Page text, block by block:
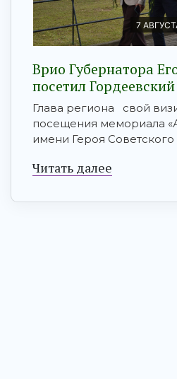
7
Врио Губернатора
посетил
Глава региона свой
посещения мемориала
имени Героя Советского
Читать далее